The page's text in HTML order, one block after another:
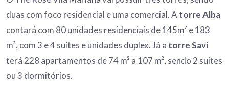
duas com foco residencial e uma comercial. A torre Alba
contará com 80 unidades residenciais de 145m² e 183
m², com 3 e 4 suítes e unidades duplex. Já a torre Savi
terá 228 apartamentos de 74 m² a 107 m², sendo 2 suítes
ou 3 dormitórios.